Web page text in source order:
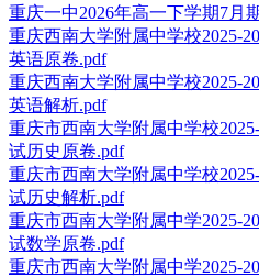
重庆一中2026年高一下学期7月
重庆西南大学附属中学校2025-
英语原卷.pdf
重庆西南大学附属中学校2025-
英语解析.pdf
重庆市西南大学附属中学校
试历史原卷.pdf
重庆市西南大学附属中学校
试历史解析.pdf
重庆市西南大学附属中学2025-
试数学原卷.pdf
重庆市西南大学附属中学2025-